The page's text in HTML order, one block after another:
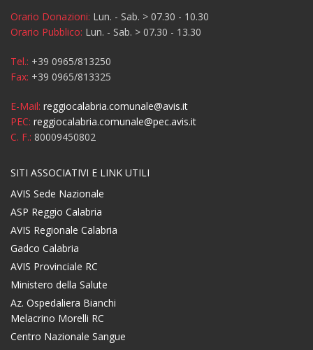
Orario Donazioni: Lun. - Sab. > 07.30 - 10.30
Orario Pubblico: Lun. - Sab. > 07.30 - 13.30
Tel.: +39 0965/813250
Fax: +39 0965/813325
E-Mail: reggiocalabria.comunale@avis.it
PEC: reggiocalabria.comunale@pec.avis.it
C. F.: 80009450802
SITI ASSOCIATIVI E LINK UTILI
AVIS Sede Nazionale
ASP Reggio Calabria
AVIS Regionale Calabria
Gadco Calabria
AVIS Provinciale RC
Ministero della Salute
Az. Ospedaliera Bianchi
Melacrino Morelli RC
Centro Nazionale Sangue